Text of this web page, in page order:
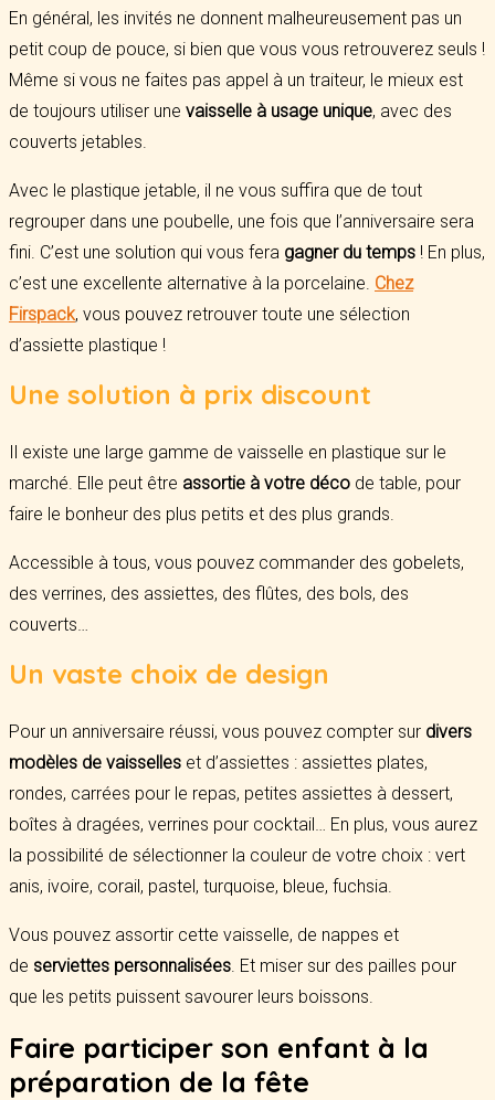
En général, les invités ne donnent malheureusement pas un
petit coup de pouce, si bien que vous vous retrouverez seuls !
Même si vous ne faites pas appel à un traiteur, le mieux est
de toujours utiliser une vaisselle à usage unique, avec des
couverts jetables.
Avec le plastique jetable, il ne vous suffira que de tout
regrouper dans une poubelle, une fois que l’anniversaire sera
fini. C’est une solution qui vous fera gagner du temps ! En plus,
c’est une excellente alternative à la porcelaine. Chez
Firspack, vous pouvez retrouver toute une sélection
d’assiette plastique !
Une solution à prix discount
Il existe une large gamme de vaisselle en plastique sur le
marché. Elle peut être assortie à votre déco de table, pour
faire le bonheur des plus petits et des plus grands.
Accessible à tous, vous pouvez commander des gobelets,
des verrines, des assiettes, des flûtes, des bols, des
couverts…
Un vaste choix de design
Pour un anniversaire réussi, vous pouvez compter sur divers
modèles de vaisselles et d’assiettes : assiettes plates,
rondes, carrées pour le repas, petites assiettes à dessert,
boîtes à dragées, verrines pour cocktail… En plus, vous aurez
la possibilité de sélectionner la couleur de votre choix : vert
anis, ivoire, corail, pastel, turquoise, bleue, fuchsia.
Vous pouvez assortir cette vaisselle, de nappes et
de serviettes personnalisées. Et miser sur des pailles pour
que les petits puissent savourer leurs boissons.
Faire participer son enfant à la
préparation de la fête